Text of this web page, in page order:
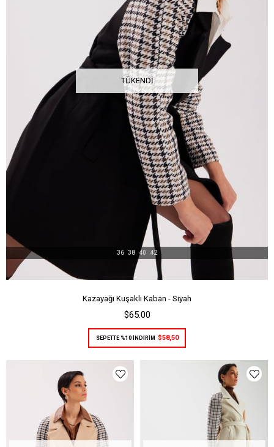
TÜKENDI
Kazayağı Kuşaklı Kaban - Siyah
$65.00
36 38 40 42
SEPETTE %10 İNDİRİM $58,50